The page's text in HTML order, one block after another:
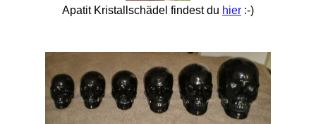
Apatit Kristallschädel findest du hier :-)